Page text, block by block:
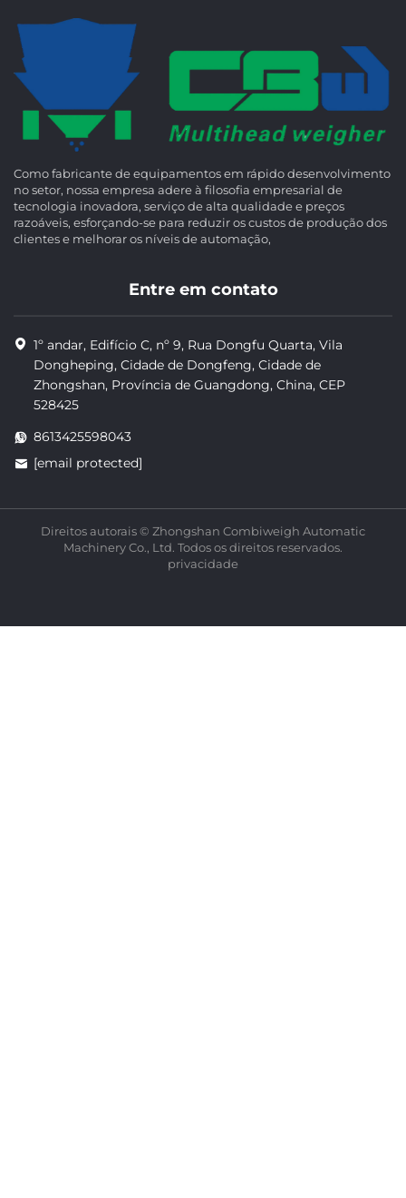
Como fabricante de equipamentos em rápido desenvolvimento
no setor, nossa empresa adere à filosofia empresarial de
tecnologia inovadora, serviço de alta qualidade e preços
razoáveis, esforçando-se para reduzir os custos de produção dos
clientes e melhorar os níveis de automação,
Entre em contato
1º andar, Edifício C, nº 9, Rua Dongfu Quarta, Vila
Dongheping, Cidade de Dongfeng, Cidade de
Zhongshan, Província de Guangdong, China, CEP
528425
8613425598043
[email protected]
Direitos autorais © Zhongshan Combiweigh Automatic
Machinery Co., Ltd. Todos os direitos reservados.
privacidade